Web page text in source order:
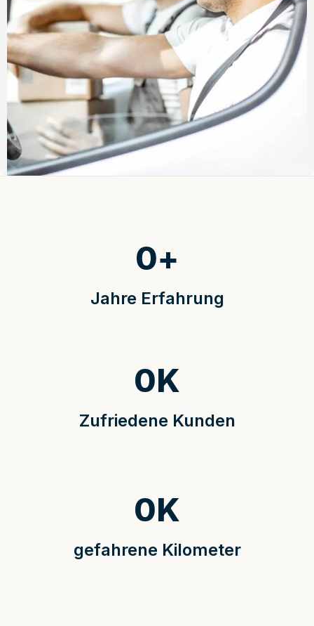
Jahre Erfahrung
0+
Zufriedene Kunden
0K
gefahrene Kilometer
0K